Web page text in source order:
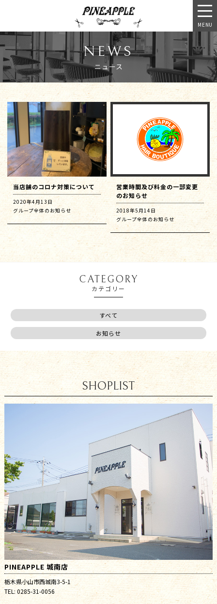
MENU
NEWS
ニュース
当店舗のコロナ対策について
2020年4月13日
グループ全体のお知らせ
営業時間及び料金の一部変更
のお知らせ
2018年5月14日
グループ全体のお知らせ
CATEGORY
カテゴリー
すべて
お知らせ
SHOPLIST
PINEAPPLE 城南店
栃木県小山市西城南3-5-1
TEL: 0285-31-0056